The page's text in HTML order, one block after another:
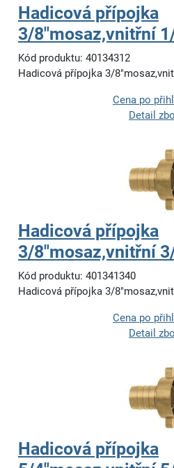
Hadicová přípojka
3/8"mosaz,vnitřní
Kód produktu: 40134312
Hadicová přípojka 3/
Cena po
Detail
Hadicová přípojka
3/8"mosaz,vnitřní
Kód produktu: 401341340
Hadicová přípojka 3/
Cena po
Detail
Hadicová přípojka